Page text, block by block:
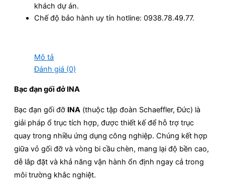
khách dự án.
Chế độ bảo hành uy tín hotline: 0938.78.49.77.
Mô tả
Đánh giá (0)
Bạc đạn gối đở INA
Bạc đạn gối đỡ INA (thuộc tập đoàn Schaeffler, Đức) là
giải pháp ổ trục tích hợp, được thiết kế để hỗ trợ trục
quay trong nhiều ứng dụng công nghiệp. Chúng kết hợp
giữa vỏ gối đỡ và vòng bi cầu chèn, mang lại độ bền cao,
dễ lắp đặt và khả năng vận hành ổn định ngay cả trong
môi trường khắc nghiệt.​